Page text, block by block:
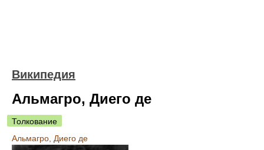
Википедия
Альмагро, Диего де
Толкование
Альмагро, Диего де